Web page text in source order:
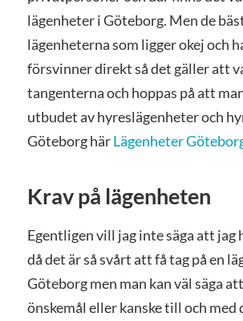
lägenheter i Göteborg. Men de
lägenheterna som ligger okej och
försvinner direkt så det gäller att
tangenterna och hoppas på att
utbudet av hyreslägenheter och
Göteborg härLägenheter
Krav på lägenheten
Egentligen vill jag inte säga att jag
då det är så svårt att få tag på en
Göteborg men man kan väl säga
önskemål eller kanske till och med